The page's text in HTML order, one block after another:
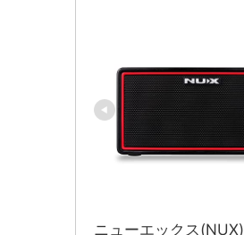
ニューエックス(NUX)